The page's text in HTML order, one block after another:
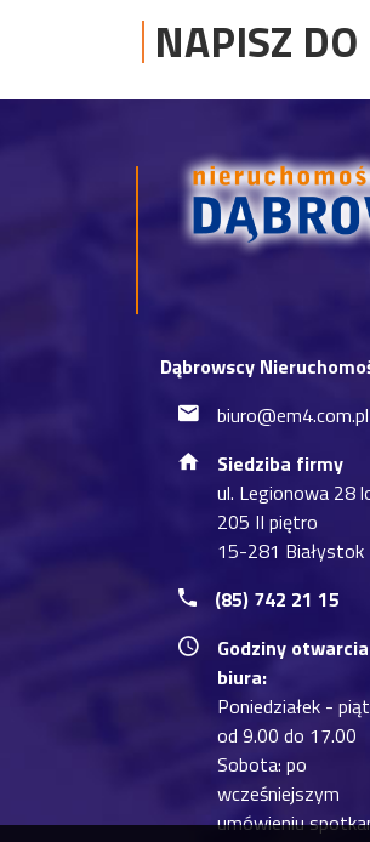
NAPISZ
Dąbrowscy
biuro@em4.com.pl
Siedziba firmy
ul. Legionowa 28
205 II piętro
15-281 Białystok
(85) 742 21 15
Godziny otwarcia
biura:
Poniedziałek -
od 9.00 do 17.00
Sobota: po
wcześniejszym
umówieniu